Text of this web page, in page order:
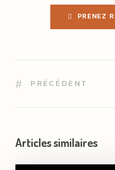
PRENEZ
PRÉCÉDENT
Articles similaires